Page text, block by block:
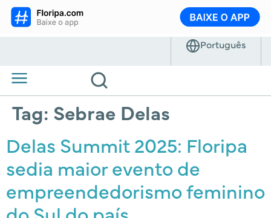
Tag: Sebrae Delas
Delas Summit 2025: Floripa
sedia maior evento de
empreendedorismo feminino